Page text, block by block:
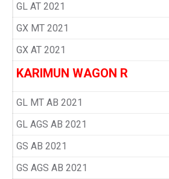
GL AT 2021
GX MT 2021
GX AT 2021
KARIMUN WAGON R
GL MT AB 2021
GL AGS AB 2021
GS AB 2021
GS AGS AB 2021